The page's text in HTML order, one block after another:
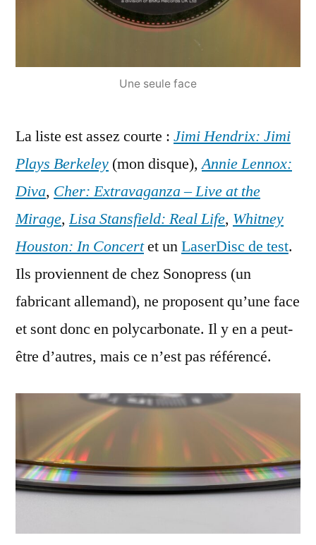
Une seule face
La liste est assez courte : Jimi Hendrix: Jimi
Plays Berkeley (mon disque),Annie Lennox:
Diva, Cher: Extravaganza – Live at the
Mirage,Lisa Stansfield: Real Life, Whitney
Houston: In Concertet unLaserDisc de test.
Ils proviennent de chez Sonopress (un
fabricant allemand), ne proposent qu’une face
et sont donc en polycarbonate. Il y en a peut-
être d’autres, mais ce n’est pas référencé.